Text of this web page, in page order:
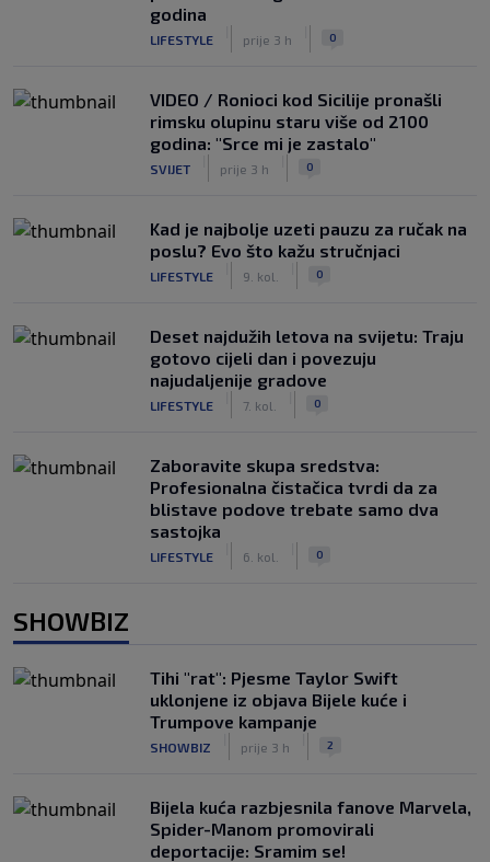
godina
LIFESTYLE prije 3 h 0
VIDEO / Ronioci kod Sicilije pronašli
rimsku olupinu staru više od 2100
godina: "Srce mi je zastalo"
SVIJET prije 3 h 0
Kad je najbolje uzeti pauzu za ručak na
poslu? Evo što kažu stručnjaci
LIFESTYLE 9. kol. 0
Deset najdužih letova na svijetu: Traju
gotovo cijeli dan i povezuju
najudaljenije gradove
LIFESTYLE 7. kol. 0
Zaboravite skupa sredstva:
Profesionalna čistačica tvrdi da za
blistave podove trebate samo dva
sastojka
LIFESTYLE 6. kol. 0
SHOWBIZ
Tihi "rat": Pjesme Taylor Swift
uklonjene iz objava Bijele kuće i
Trumpove kampanje
SHOWBIZ prije 3 h 2
Bijela kuća razbjesnila fanove Marvela,
Spider-Manom promovirali
deportacije: Sramim se!